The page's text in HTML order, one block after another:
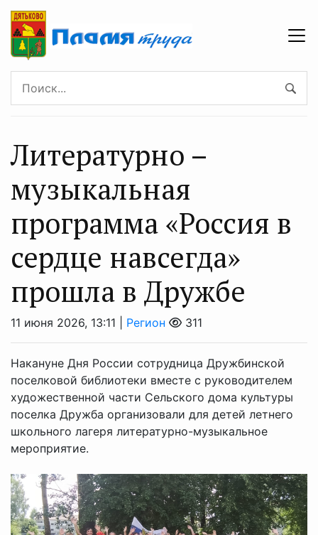
Литературно –
музыкальная
программа «Россия в
сердце навсегда»
прошла в Дружбе
11 июня 2026, 13:11 | Регион 311
Накануне Дня России сотрудница Дружбинской
поселковой библиотеки вместе с руководителем
художественной части Сельского дома культуры
поселка Дружба организовали для детей летнего
школьного лагеря литературно-музыкальное
мероприятие.